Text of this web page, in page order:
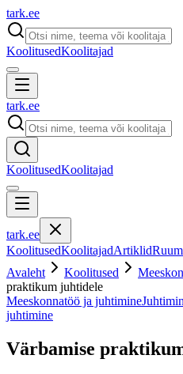
tark.ee
KoolitusedKoolitajad
tark.ee
KoolitusedKoolitajad
tark.ee
KoolitusedKoolitajadArtiklid
Avaleht
Koolitused
praktikum juhtidele
Meeskonnatöö ja juhtimine
juhtimine
Värbamise